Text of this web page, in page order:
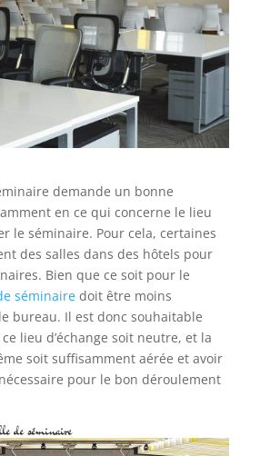
demande un bonne
en ce qui concerne le lieu
le séminaire. Pour cela, certaines
des salles dans des hôtels pour
Bien que ce soit pour le
séminairedoit être moins
bureau. Il est donc souhaitable
lieu d’échange soit neutre, et la
soit suffisamment aérée et avoir
pour le bon déroulement
de séminaire